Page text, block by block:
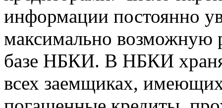
информации постоянно
максимально возможную
базе НБКИ. В НБКИ
всех заемщиках,